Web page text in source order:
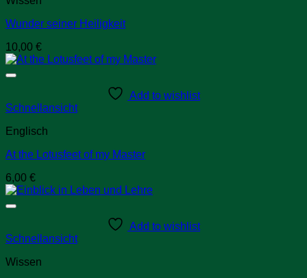
Wunder seiner Heiligkeit
10,00 €
Add to wishlist
Schnellansicht
Englisch
At the Lotusfeet of my Master
6,00 €
Add to wishlist
Schnellansicht
Wissen